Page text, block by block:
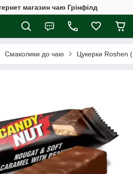
магазин чаю Грінфілд
Смаколики до чаю Цукерки Roshen